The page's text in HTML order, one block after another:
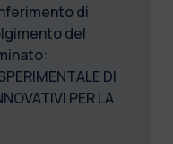
di
del
DI
PER LA